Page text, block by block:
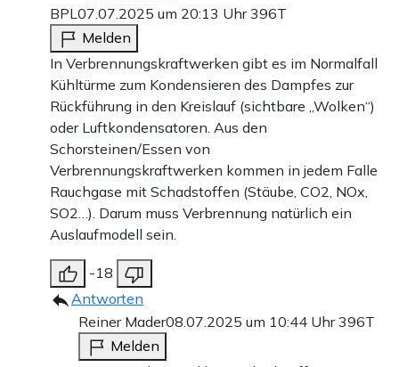
BPL 07.07.2025 um 20:13 Uhr396T
Melden
In Verbrennungskraftwerken gibt es im Normalfall
Kühltürme zum Kondensieren des Dampfes zur
Rückführung in den Kreislauf (sichtbare „Wolken“)
oder Luftkondensatoren. Aus den
Schorsteinen/Essen von
Verbrennungskraftwerken kommen in jedem Falle
Rauchgase mit Schadstoffen (Stäube, CO2, NOx,
SO2…). Darum muss Verbrennung natürlich ein
Auslaufmodell sein.
-18
Antworten
Reiner Mader08.07.2025 um 10:44 Uhr396T
Melden